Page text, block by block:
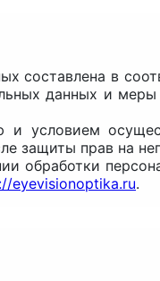
составлена в
данных и
и условием
защиты прав на
обработки
eyevisionoptika.ru.